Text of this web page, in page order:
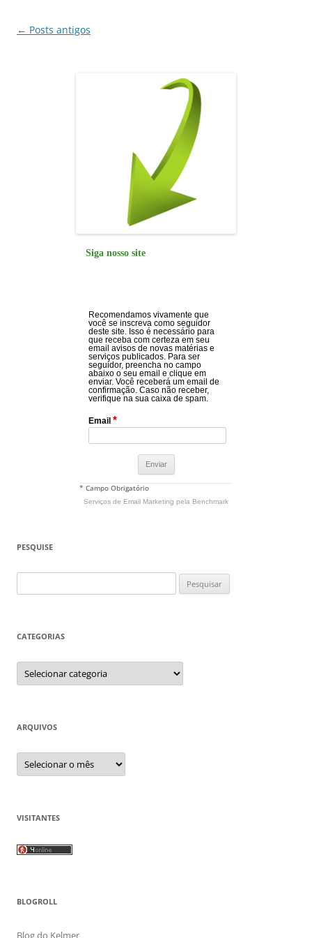
k
Navegação
← Posts antigos
Siga nosso site
Recomendamos vivamente que
você se inscreva como seguidor
deste site. Isso é necessário para
que receba com certeza em seu
email avisos de novas matérias e
serviços publicados. Para ser
seguidor, preencha no campo
abaixo o seu email e clique em
enviar. Você receberá um email de
confirmação. Caso não receber,
verifique na sua caixa de spam.
Email *
* Campo Obrigatório
Serviços de Email Marketing pela Benchmark
PESQUISE
por:
CATEGORIAS
Categorias
ARQUIVOS
Arquivos
VISITANTES
BLOGROLL
Blog do Kelmer